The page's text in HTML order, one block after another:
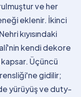
ve her
eklenir. İkinci
kıyısındaki
kendi dekore
Üçüncü
gidilir;
yürüyüş ve duty-